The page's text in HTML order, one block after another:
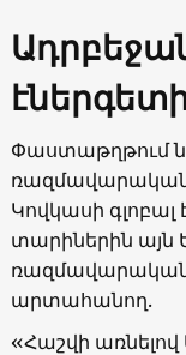
Փաստաթղթում
ռազմավարական
Կովկասի գլոբալ
տարիներին այն
ռազմավարական
արտահանող.
«Հաշվի առնելով